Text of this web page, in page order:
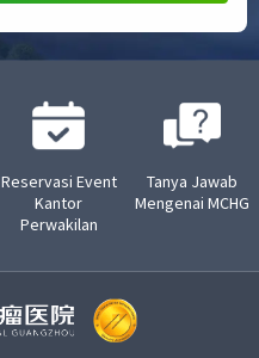
Reservasi Event
Kantor
Perwakilan
Tanya Jawab
Mengenai MCHG